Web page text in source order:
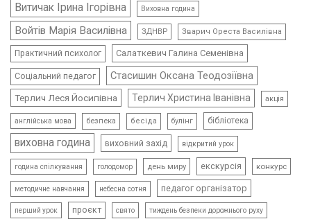
Витичак Ірина Ігорівна Виховна година
Войтів Марія Василівна ЗДНВР Зварич Ореста Василівна
Практичний психолог Салаткевич Галина Семенівна
Соціальний педагог Стасишин Оксана Теодозіївна
Терлич Леся Йосипівна Терлич Христина Іванівна акція
англійська мова безпека бесіда булінг бібліотека
виховна година виховний захід відкритий урок
година спілкування голодомор день миру екскурсія конкурс
методичне навчання небесна сотня педагог організатор
перший урок проєкт свято тиждень безпеки дорожнього руху